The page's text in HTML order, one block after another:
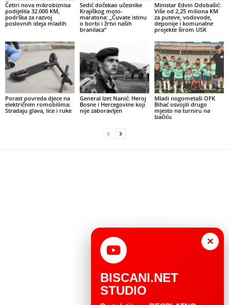
Četiri nova mikrobiznisa
podijelila 32.000 KM,
podrška za razvoj
poslovnih ideja mladih
Sedić dočekao učesnike
Krajiškog moto-
maratona: „Čuvate istinu
o borbi i žrtvi naših
branilaca“
Ministar Edvin Odobašić:
Više od 2,25 miliona KM
za puteve, vodovode,
deponije i komunalne
projekte širom USK
Porast povreda djece na
električnim romobilima:
Stradaju glava, lice i ruke
General Izet Nanić: Heroj
Bosne i Hercegovine koji
nije zaboravljen
Mladi nogometaši OFK
Bihać osvojili drugo
mjesto na turniru na
Izačiću
×
BISCANI.NET
STUDIO